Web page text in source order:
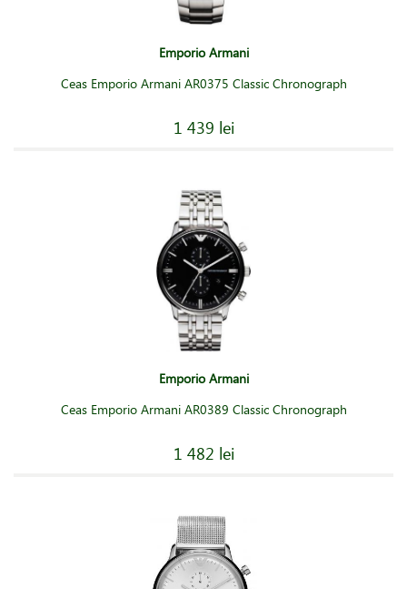
Emporio Armani
Ceas Emporio Armani AR0375 Classic Chronograph
1 439 lei
Emporio Armani
Ceas Emporio Armani AR0389 Classic Chronograph
1 482 lei